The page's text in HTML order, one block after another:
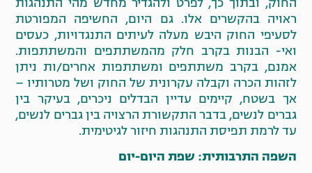
ראויה בהקשרים אלו. גם היום, החשיפה המפורטת
לסעיפי החוק היבש מעלה לעיתים התנגדויות, כעסים
ואי- הבנות בקרב חלק מהמשתתפים והמשתתפות.
אמנם, בקרב משתתפים ומשתתפות אחרים/ות ניתן
לזהות הכרה וקבלה עקרונית של החוק ושל מטרותיו –
אך בשטח, קיימים עדיין הבדלים ניכרים, בעיקר בין
גברים לנשים, בדבר התקשורת הרצויה בין גברים לנשים,
עד לרמת תפיסת התנהגות חיזור לגיטימית.
השפה התרבותית: שפת היום-יום